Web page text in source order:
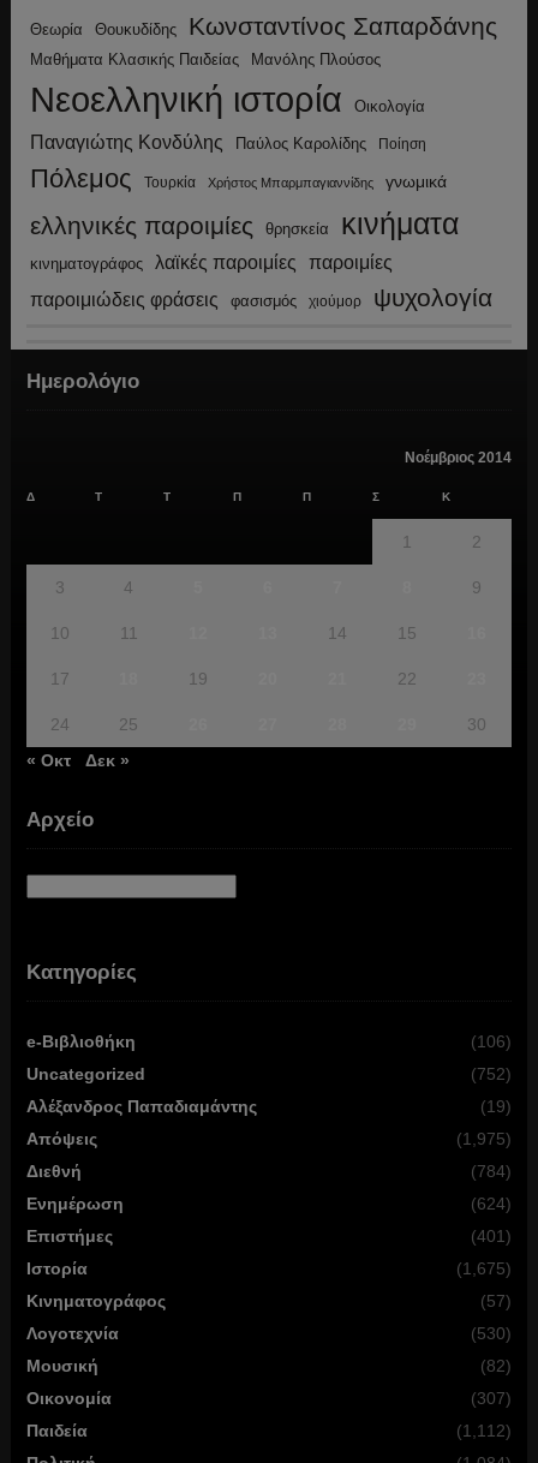
Θεωρία Θουκυδίδης Κωνσταντίνος Σαπαρδάνης
Μαθήματα Κλασικής Παιδείας Μανόλης Πλούσος
Νεοελληνική ιστορία Οικολογία
Παναγιώτης Κονδύλης Παύλος Καρολίδης Ποίηση
Πόλεμος Τουρκία Χρήστος Μπαρμπαγιαννίδης γνωμικά
ελληνικές παροιμίες θρησκεία κινήματα
κινηματογράφος λαϊκές παροιμίες παροιμίες
παροιμιώδεις φράσεις φασισμός χιούμορ ψυχολογία
Ημερολόγιο
Νοέμβριος 2014
Δ Τ Τ Π Π Σ Κ
1 2
3 4 9
10 11 14 15
17 19 22
24 25
30
« Οκτ
Δεκ »
Αρχείο
Κατηγορίες
e-Βιβλιοθήκη
(106)
Uncategorized
(752)
Αλέξανδρος Παπαδιαμάντης
(19)
Απόψεις
(1,975)
Διεθνή
(784)
Ενημέρωση
(624)
Επιστήμες
(401)
Ιστορία
(1,675)
Κινηματογράφος
(57)
Λογοτεχνία
(530)
Μουσική
(82)
Οικονομία
(307)
Παιδεία
(1,112)